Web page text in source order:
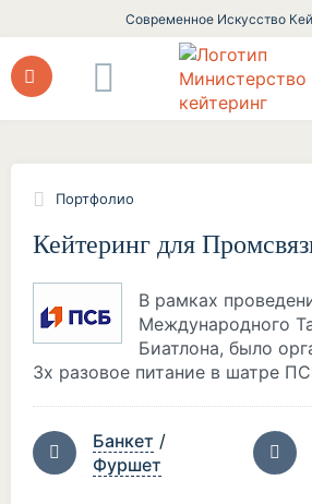
Современное Искусство
Портфолио
Кейтеринг для
В рамках
Международного
Биатлона, было
3х разовое питание в шатре
Банкет /
Фуршет